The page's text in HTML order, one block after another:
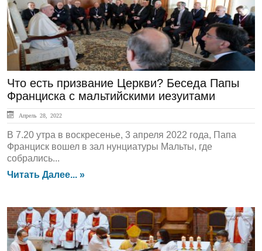
Что есть призвание Церкви? Беседа Папы
Франциска с мальтийскими иезуитами
Апрель 28, 2022
В 7.20 утра в воскресенье, 3 апреля 2022 года, Папа
Франциск вошел в зал нунциатуры Мальты, где
собрались...
Читать Далее... »
ЛЕНТА НОВОСТЕЙ